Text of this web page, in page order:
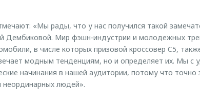
«Мы рады, что у нас получился такой
Дембиковой. Мир фэшн-индустрии и молодежных
в числе которых призовой кроссовер C5,
модным тенденциям, но и определяет их. Мы с
начинания в нашей аудитории, потому что точно
неординарных людей».